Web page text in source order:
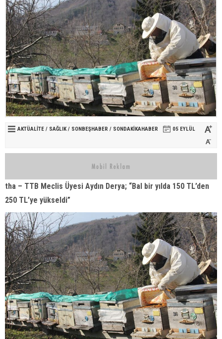
AKTÜALITE / SAĞLIK / SONBEŞHABER / SONDAKIKAHABER 05 EYLÜL
tha – TTB Meclis Üyesi Aydın Derya; “Bal bir yılda 150 TL’den
250 TL’ye yükseldi”